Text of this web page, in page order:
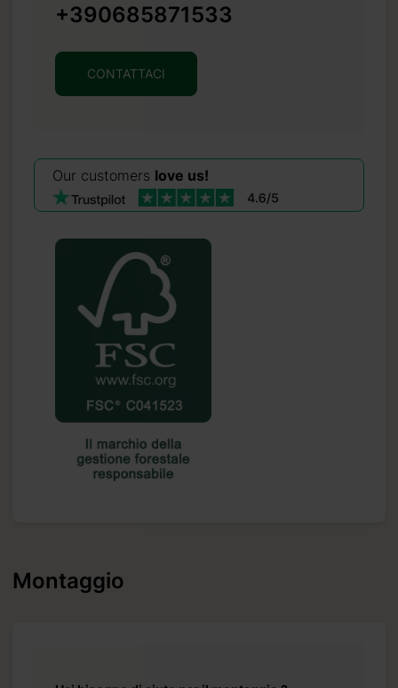
+390685871533
CONTATTACI
Our customers love us!
Montaggio